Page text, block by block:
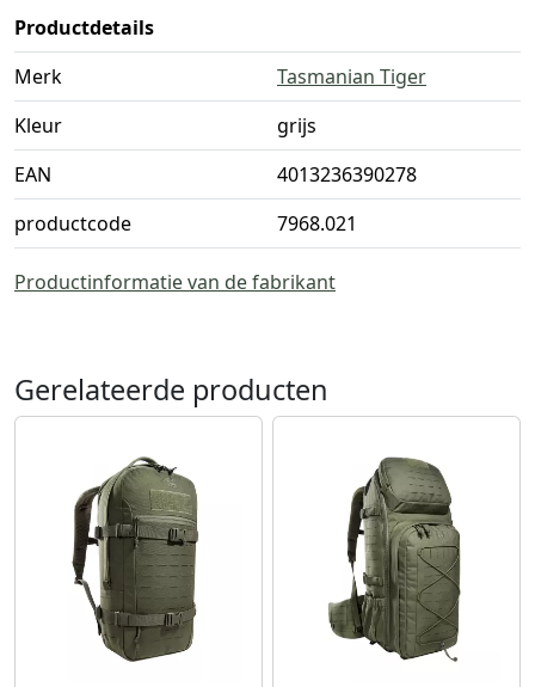
Productdetails
Merk
Tasmanian Tiger
Kleur
grijs
EAN
4013236390278
productcode
7968.021
Productinformatie van de fabrikant
Gerelateerde producten